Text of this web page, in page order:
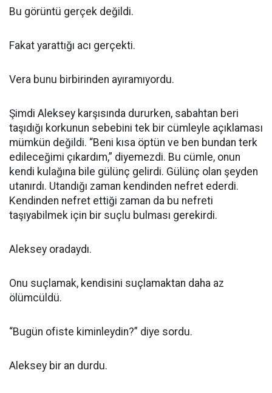
Bu görüntü gerçek değildi.
Fakat yarattığı acı gerçekti.
Vera bunu birbirinden ayıramıyordu.
Şimdi Aleksey karşısında dururken, sabahtan beri
taşıdığı korkunun sebebini tek bir cümleyle açıklaması
mümkün değildi. “Beni kısa öptün ve ben bundan terk
edileceğimi çıkardım,” diyemezdi. Bu cümle, onun
kendi kulağına bile gülünç gelirdi. Gülünç olan şeyden
utanırdı. Utandığı zaman kendinden nefret ederdi.
Kendinden nefret ettiği zaman da bu nefreti
taşıyabilmek için bir suçlu bulması gerekirdi.
Aleksey oradaydı.
Onu suçlamak, kendisini suçlamaktan daha az
ölümcüldü.
“Bugün ofiste kiminleydin?” diye sordu.
Aleksey bir an durdu.